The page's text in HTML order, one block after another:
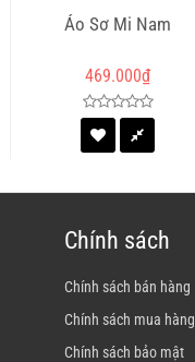
Áo Sơ Mi Nam
469.000₫
Chính sách
Chính sách bán hàng
Chính sách mua hàng
Chính sách bảo mật